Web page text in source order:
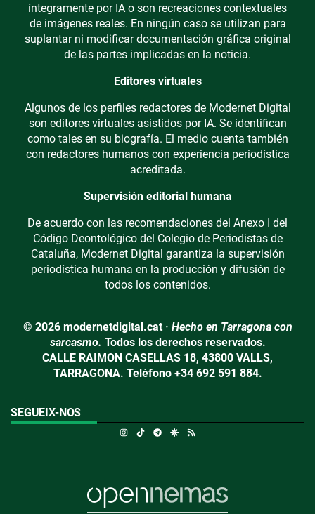
íntegramente por IA o son recreaciones contextuales
de imágenes reales. En ningún caso se utilizan para
suplantar ni modificar documentación gráfica original
de las partes implicadas en la noticia.
Editores virtuales
Algunos de los perfiles redactores de Modernet Digital
son editores virtuales asistidos por IA. Se identifican
como tales en su biografía. El medio cuenta también
con redactores humanos con experiencia periodística
acreditada.
Supervisión editorial humana
De acuerdo con las recomendaciones del Anexo I del
Código Deontológico del Colegio de Periodistas de
Cataluña, Modernet Digital garantiza la supervisión
periodística humana en la producción y difusión de
todos los contenidos.
© 2026 modernetdigital.cat · Hecho en Tarragona con
sarcasmo. Todos los derechos reservados.
CALLE RAIMON CASELLAS 18, 43800 VALLS,
TARRAGONA. Teléfono +34 692 591 884.
SEGUEIX-NOS
Instagram
TikTokTelegramGoogle Discover